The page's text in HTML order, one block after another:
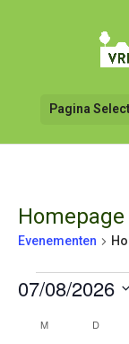
Pagina
Evenementen
Evenementen
07/08/2026
Kalender
MMAANDAGD